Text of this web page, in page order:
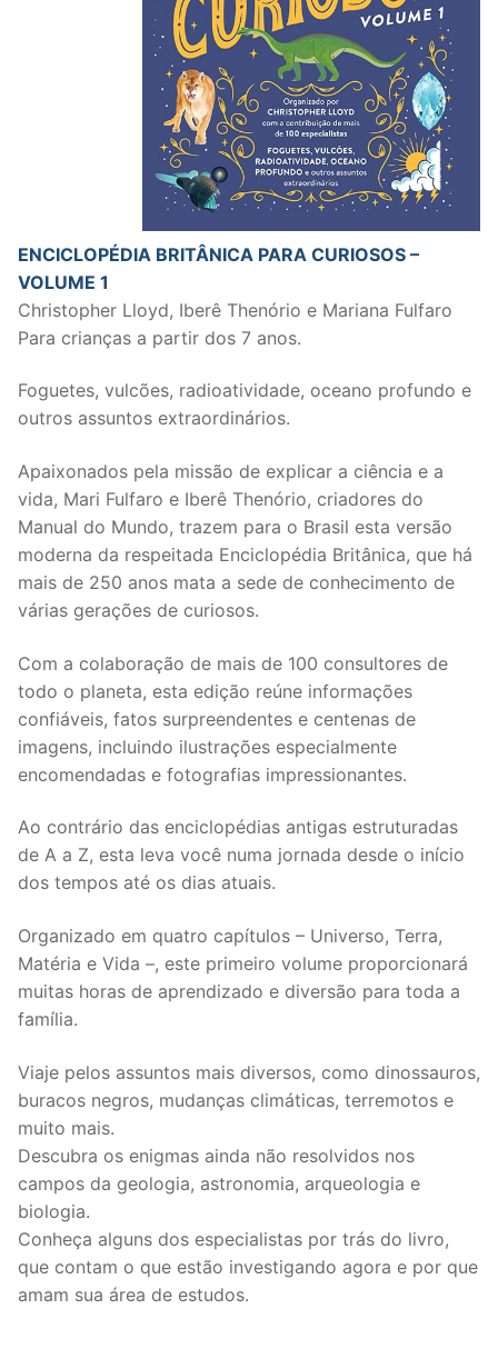
ENCICLOPÉDIA BRITÂNICA PARA CURIOSOS –
VOLUME 1
Christopher Lloyd, Iberê Thenório e Mariana Fulfaro
Para crianças a partir dos 7 anos.
Foguetes, vulcões, radioatividade, oceano profundo e
outros assuntos extraordinários.
Apaixonados pela missão de explicar a ciência e a
vida, Mari Fulfaro e Iberê Thenório, criadores do
Manual do Mundo, trazem para o Brasil esta versão
moderna da respeitada Enciclopédia Britânica, que há
mais de 250 anos mata a sede de conhecimento de
várias gerações de curiosos.
Com a colaboração de mais de 100 consultores de
todo o planeta, esta edição reúne informações
confiáveis, fatos surpreendentes e centenas de
imagens, incluindo ilustrações especialmente
encomendadas e fotografias impressionantes.
Ao contrário das enciclopédias antigas estruturadas
de A a Z, esta leva você numa jornada desde o início
dos tempos até os dias atuais.
Organizado em quatro capítulos – Universo, Terra,
Matéria e Vida –, este primeiro volume proporcionará
muitas horas de aprendizado e diversão para toda a
família.
Viaje pelos assuntos mais diversos, como dinossauros,
buracos negros, mudanças climáticas, terremotos e
muito mais.
Descubra os enigmas ainda não resolvidos nos
campos da geologia, astronomia, arqueologia e
biologia.
Conheça alguns dos especialistas por trás do livro,
que contam o que estão investigando agora e por que
amam sua área de estudos.